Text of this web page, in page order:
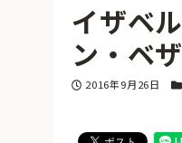
イザベ
ン・ベ
投稿日
2016年9月26日